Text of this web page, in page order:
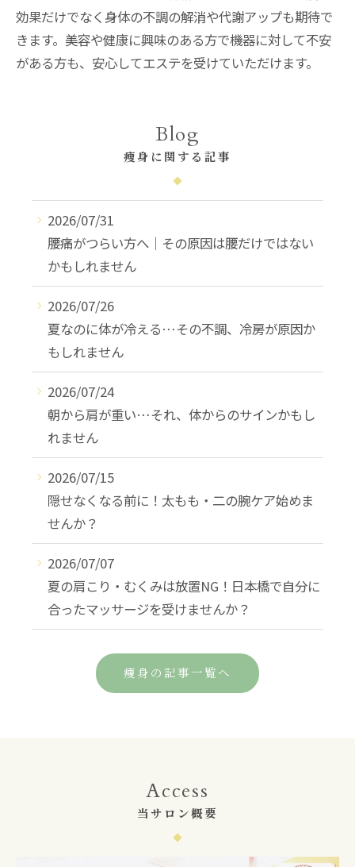
効果だけでなく身体の不調の解消や代謝アップも期待で
きます。美容や健康に興味のある方で機器に対して不安
がある方も、安心してエステを受けていただけます。
痩身に関する記事
Blog
2026/07/31
腰痛がつらい方へ｜その原因は腰だけではない
かもしれません
2026/07/26
夏なのに体が冷える…その不調、冷房が原因か
もしれません
2026/07/24
朝から肩が重い…それ、体からのサインかもし
れません
2026/07/15
隠せなくなる前に！太もも・二の腕ケア始めま
せんか？
2026/07/07
夏の肩こり・むくみは放置NG！日本橋で自分に
合ったマッサージを受けませんか？
痩身の記事一覧へ
当サロン概要
Access